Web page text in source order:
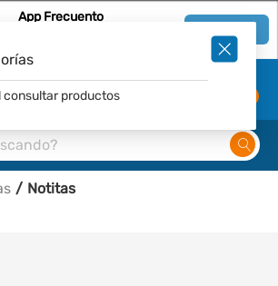
App Frecuento
Notitas
consultar productos